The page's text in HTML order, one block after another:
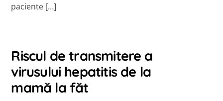
paciente […]
Riscul de transmitere a
virusului hepatitis de la
mamă la făt